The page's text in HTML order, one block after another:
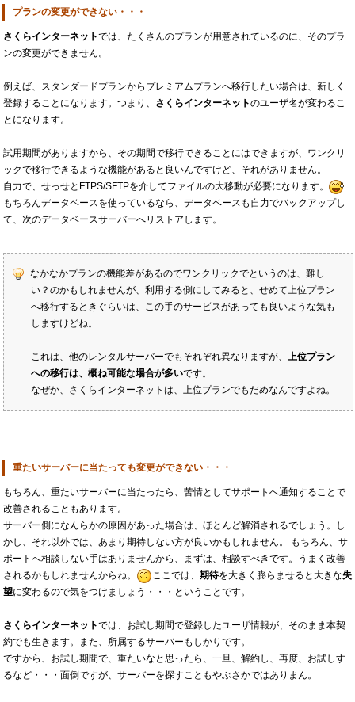
プランの変更ができない・・・
さくらインターネットでは、たくさんのプランが用意されているのに、そのプラ
ンの変更ができません。
例えば、スタンダードプランからプレミアムプランへ移行したい場合は、新しく
登録することになります。つまり、 さくらインターネットのユーザ名が変わるこ
とになります。
試用期間がありますから、その期間で移行できることにはできますが、ワンクリ
ックで移行できるような機能があると良いんですけど、それがありません。
自力で、せっせとFTPS/SFTPを介してファイルの大移動が必要になります。
もちろんデータベースを使っているなら、データベースも自力でバックアップし
て、次のデータベースサーバーへリストアします。
なかなかプランの機能差があるのでワンクリックでというのは、難し
い？のかもしれませんが、利用する側にしてみると、せめて上位プラン
へ移行するときぐらいは、この手のサービスがあっても良いような気も
しますけどね。
これは、他のレンタルサーバーでもそれぞれ異なりますが、 上位プラン
への移行は、概ね可能な場合が多いです。
なぜか、さくらインターネットは、上位プランでもだめなんですよね。
重たいサーバーに当たっても変更ができない・・・
もちろん、重たいサーバーに当たったら、苦情としてサポートへ通知することで
改善されることもあります。
サーバー側になんらかの原因があった場合は、ほとんど解消されるでしょう。し
かし、それ以外では、あまり期待しない方が良いかもしれません。 もちろん、サ
ポートへ相談しない手はありませんから、まずは、相談すべきです。うまく改善
されるかもしれませんからね。
ここでは、 期待を大きく膨らませると大きな失
望に変わるので気をつけましょう・・・ということです。
さくらインターネットでは、お試し期間で登録したユーザ情報が、そのまま本契
約でも生きます。また、所属するサーバーもしかりです。
ですから、お試し期間で、重たいなと思ったら、一旦、解約し、再度、お試しす
るなど・・・面倒ですが、サーバーを探すこともやぶさかではありまん。